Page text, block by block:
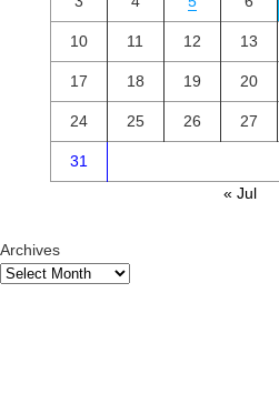
10 11 12 13
17 18 19 20
24 25 26 27
31
« Jul
Archives